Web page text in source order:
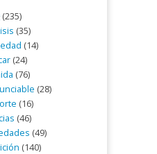
(235)
(35)
(14)
(24)
(76)
(28)
(16)
(46)
(49)
(140)